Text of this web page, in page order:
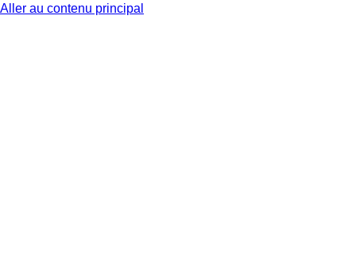
Aller au contenu principal